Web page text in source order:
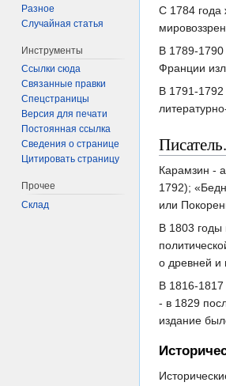
С 1784 года
В 1789-1790
Франции
В 1791-1792
Карамзин -
1792);
или
В 1803 годы
о древней и
В 1816-1817
- в 1829
издание
Разное
Случайная статья
Инструменты
Ссылки сюда
Связанные правки
Спецстраницы
Версия для печати
Постоянная ссылка
Сведения о странице
Цитировать страницу
Прочее
Склад